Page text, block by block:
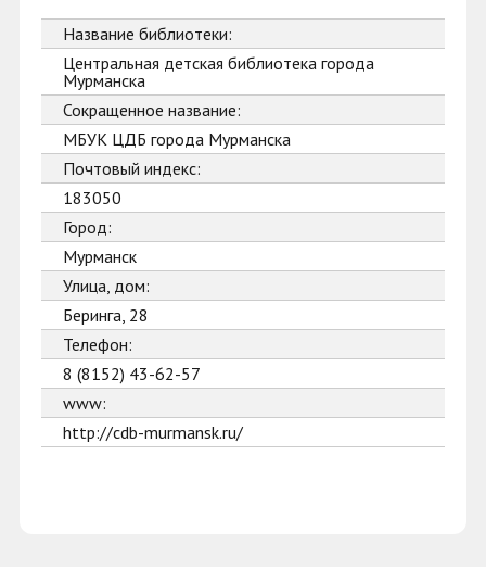
Название библиотеки:
Центральная детская библиотека города
Мурманска
Сокращенное название:
МБУК ЦДБ города Мурманска
Почтовый индекс:
183050
Город:
Мурманск
Улица, дом:
Беринга, 28
Телефон:
8 (8152) 43-62-57
www:
http://cdb-murmansk.ru/